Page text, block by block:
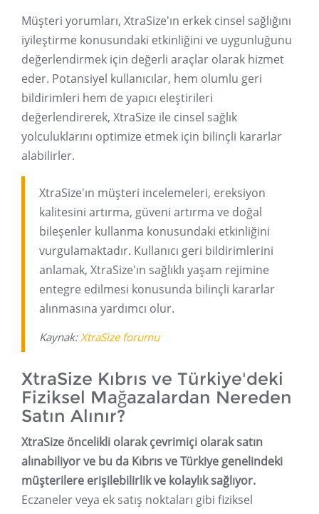
Müşteri yorumları, XtraSize'ın erkek cinsel sağlığını
iyileştirme konusundaki etkinliğini ve uygunluğunu
değerlendirmek için değerli araçlar olarak hizmet
eder. Potansiyel kullanıcılar, hem olumlu geri
bildirimleri hem de yapıcı eleştirileri
değerlendirerek, XtraSize ile cinsel sağlık
yolculuklarını optimize etmek için bilinçli kararlar
alabilirler.
XtraSize'ın müşteri incelemeleri, ereksiyon
kalitesini artırma, güveni artırma ve doğal
bileşenler kullanma konusundaki etkinliğini
vurgulamaktadır. Kullanıcı geri bildirimlerini
anlamak, XtraSize'ın sağlıklı yaşam rejimine
entegre edilmesi konusunda bilinçli kararlar
alınmasına yardımcı olur.
Kaynak:XtraSize forumu
XtraSize Kıbrıs ve Türkiye'deki
Fiziksel Mağazalardan Nereden
Satın Alınır?
XtraSize öncelikli olarak çevrimiçi olarak satın
alınabiliyor ve bu da Kıbrıs ve Türkiye genelindeki
müşterilere erişilebilirlik ve kolaylık sağlıyor.
Eczaneler veya ek satış noktaları gibi fiziksel